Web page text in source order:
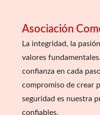
Asociación
La integridad, la
valores
confianza en cada
compromiso de crear
seguridad es nuestra
confiables.